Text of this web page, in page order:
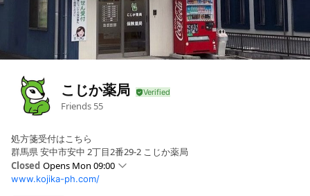
こじか薬局
Friends 55
処方箋受付はこちら
群馬県 安中市安中 2丁目2番29-2 こじか薬局
Closed Opens Mon 09:00
SunClosed
www.kojika-ph.com/